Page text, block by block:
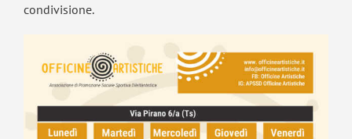
condivisione.